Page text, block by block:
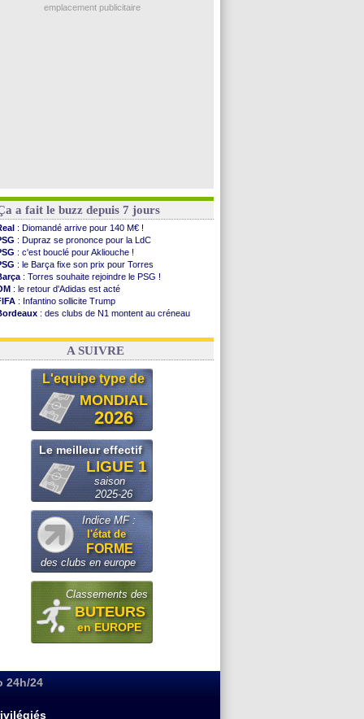
: Naples vise Gabriel Jesus
emplacement publicitaire
a fait le buzz depuis 7 jours
: Diomandé arrive pour 140 M€ !
: Dupraz se prononce pour la LdC
: c'est bouclé pour Akliouche !
: le Barça fixe son prix pour Torres
: Torres souhaite rejoindre le PSG !
: le retour d'Adidas est acté
: Infantino sollicite Trump
: des clubs de N1 montent au créneau
: le démenti de Leipzig pour Diomandé
A SUIVRE
L'equipe type de
MONDIAL
2026
Le meilleur effectif
LIGUE 1
saison
2025-26
Indice MF :
l'état de
FORME
des clubs en europe
Classements des
BUTEURS
en EUROPE
24h/24